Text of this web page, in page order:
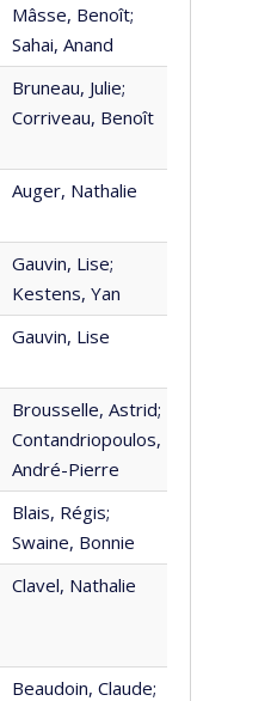
Mâsse, Benoît;
Sahai, Anand
Bruneau, Julie;
Corriveau, Benoît
Auger, Nathalie
Gauvin, Lise;
Kestens, Yan
Gauvin, Lise
Brousselle, Astrid;
Contandriopoulos,
André-Pierre
Blais, Régis;
Swaine, Bonnie
Clavel, Nathalie
Beaudoin, Claude;